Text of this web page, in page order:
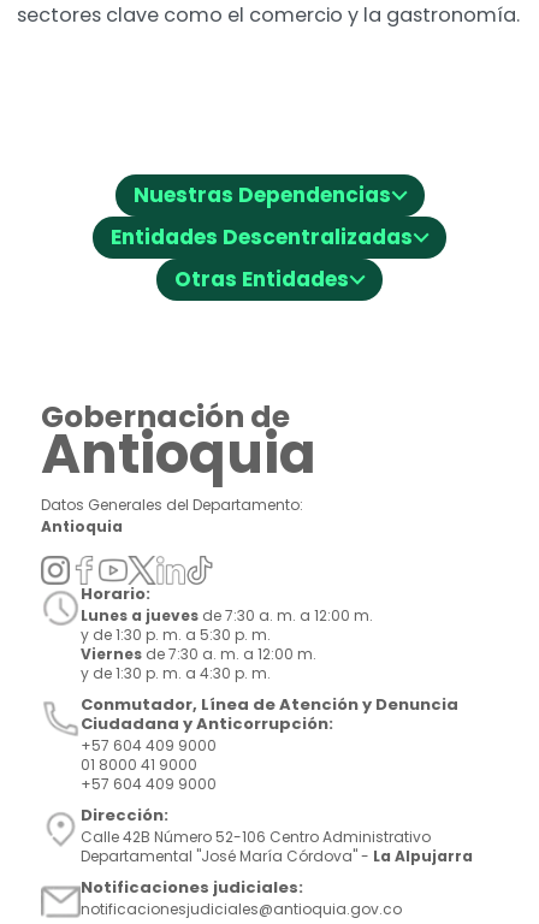
sectores clave como el comercio y la gastronomía.
Nuestras Dependencias⌵
Entidades Descentralizadas⌵
Otras Entidades⌵
Gobernación de
Antioquia
Datos Generales del Departamento:
Antioquia
Horario:
Lunes a jueves de 7:30 a. m. a 12:00 m.
y de 1:30 p. m. a 5:30 p. m.
Viernes de 7:30 a. m. a 12:00 m.
y de 1:30 p. m. a 4:30 p. m.
Conmutador, Línea de Atención y Denuncia
Ciudadana y Anticorrupción:
+57 604 409 9000
01 8000 41 9000
+57 604 409 9000
Dirección:
Calle 42B Número 52-106 Centro Administrativo
Departamental "José María Córdova" - La Alpujarra
Notificaciones judiciales:
notificacionesjudiciales@antioquia.gov.co